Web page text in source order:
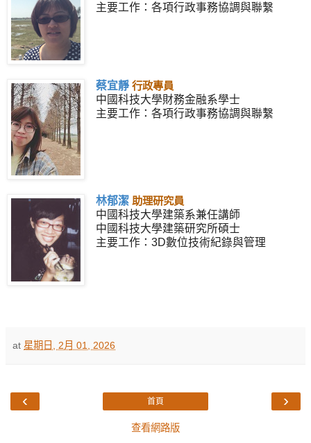
主要工作：各項行政事務協調與聯繫
蔡宜靜 行政專員
中國科技大學財務金融系學士
主要工作：各項行政事務協調與聯繫
林郁潔 助理研究員
中國科技大學建築系兼任講師
中國科技大學建築研究所碩士
主要工作：3D數位技術紀錄與管理
at 星期日, 2月 01, 2026
‹ ›
首頁
查看網路版